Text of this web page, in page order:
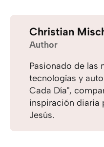
Christian
Author
Pasionado de las
tecnologías y
Cada Día",
inspiración diaria
Jesús.